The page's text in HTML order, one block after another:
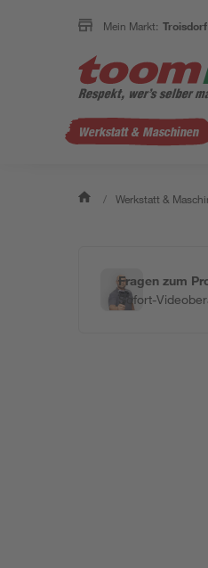
Mein Markt: Troisdorf
Werkstatt & Maschinen
/ Werkstatt &
Fragen zum
Sofort-